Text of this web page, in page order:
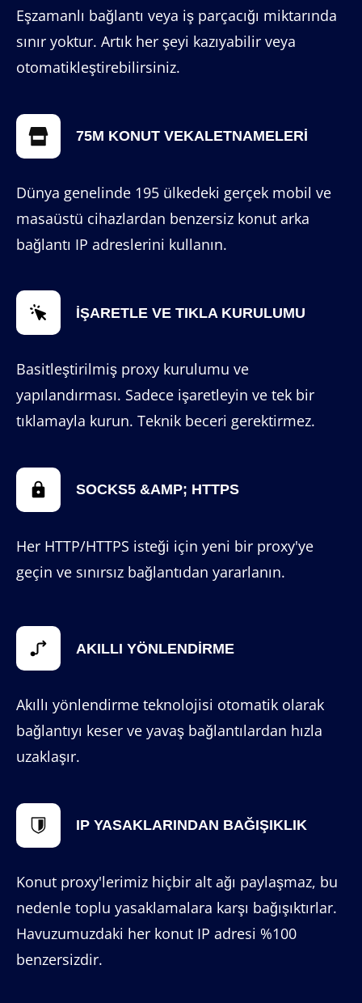
Eşzamanlı bağlantı veya iş parçacığı miktarında
sınır yoktur. Artık her şeyi kazıyabilir veya
otomatikleştirebilirsiniz.
75M KONUT VEKALETNAMELERI
Dünya genelinde 195 ülkedeki gerçek mobil ve
masaüstü cihazlardan benzersiz konut arka
bağlantı IP adreslerini kullanın.
İŞARETLE VE TIKLA KURULUMU
Basitleştirilmiş proxy kurulumu ve
yapılandırması. Sadece işaretleyin ve tek bir
tıklamayla kurun. Teknik beceri gerektirmez.
SOCKS5 &AMP; HTTPS
Her HTTP/HTTPS isteği için yeni bir proxy'ye
geçin ve sınırsız bağlantıdan yararlanın.
AKILLI YÖNLENDIRME
Akıllı yönlendirme teknolojisi otomatik olarak
bağlantıyı keser ve yavaş bağlantılardan hızla
uzaklaşır.
IP YASAKLARINDAN BAĞIŞIKLIK
Konut proxy'lerimiz hiçbir alt ağı paylaşmaz, bu
nedenle toplu yasaklamalara karşı bağışıktırlar.
Havuzumuzdaki her konut IP adresi %100
benzersizdir.